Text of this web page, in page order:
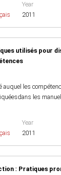
Year
2011
utilisés pour
les
les
Year
2011
: Pratiques